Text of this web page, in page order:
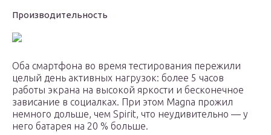
Производительность
Оба смартфона во время тестирования пережили
целый день активных нагрузок: более 5 часов
работы экрана на высокой яркости и бесконечное
зависание в социалках. При этом Magna прожил
немного дольше, чем Spirit, что неудивительно — у
него батарея на 20 % больше.